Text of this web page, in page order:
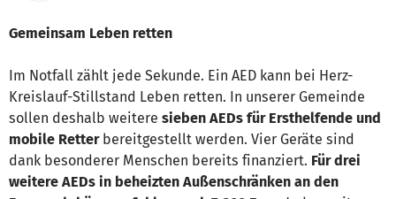
Gemeinsam Leben retten
Im Notfall zählt jede Sekunde. Ein AED kann bei Herz-
Kreislauf-Stillstand Leben retten. In unserer Gemeinde
sollen deshalb weitere sieben AEDs für Ersthelfende und
mobile Retterbereitgestellt werden. Vier Geräte sind
dank besonderer Menschen bereits finanziert. Für drei
weitere AEDs in beheizten Außenschränken an den